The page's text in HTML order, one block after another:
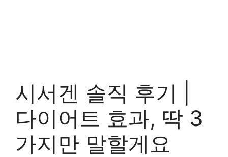
시서겐 솔직 후기 |
다이어트 효과, 딱 3
가지만 말할게요